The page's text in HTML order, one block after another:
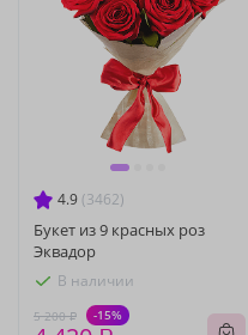
4.9 (3462)
Букет из 9 красных роз
Эквадор
В наличии
5 200 ₽ -15%